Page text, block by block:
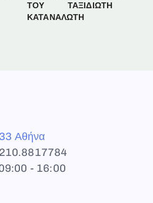
ΤΟΥ
ΚΑΤΑΝΑΛΩΤΗ
ΤΑΞΙΔΙΩΤΗ
Αθήνα
210.8817784
- 16:00